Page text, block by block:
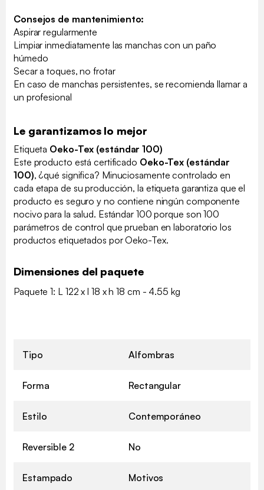
Consejos de mantenimiento:
Aspirar regularmente
Limpiar inmediatamente las manchas con un paño
húmedo
Secar a toques, no frotar
En caso de manchas persistentes, se recomienda llamar a
un profesional
Le garantizamos lo mejor
Etiqueta Oeko-Tex (estándar 100)
Este producto está certificado Oeko-Tex (estándar
100), ¿qué significa? Minuciosamente controlado en
cada etapa de su producción, la etiqueta garantiza que el
producto es seguro y no contiene ningún componente
nocivo para la salud. Estándar 100 porque son 100
parámetros de control que prueban en laboratorio los
productos etiquetados por Oeko-Tex.
Dimensiones del paquete
Paquete 1: L 122 x l 18 x h 18 cm - 4.55 kg
Tipo Alfombras
Forma Rectangular
Estilo Contemporáneo
Reversible 2 No
Estampado Motivos